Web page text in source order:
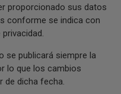
proporcionado sus datos
conforme se indica con
se publicará siempre la
lo que los cambios
de dicha fecha.